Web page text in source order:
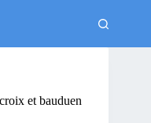
et bauduen